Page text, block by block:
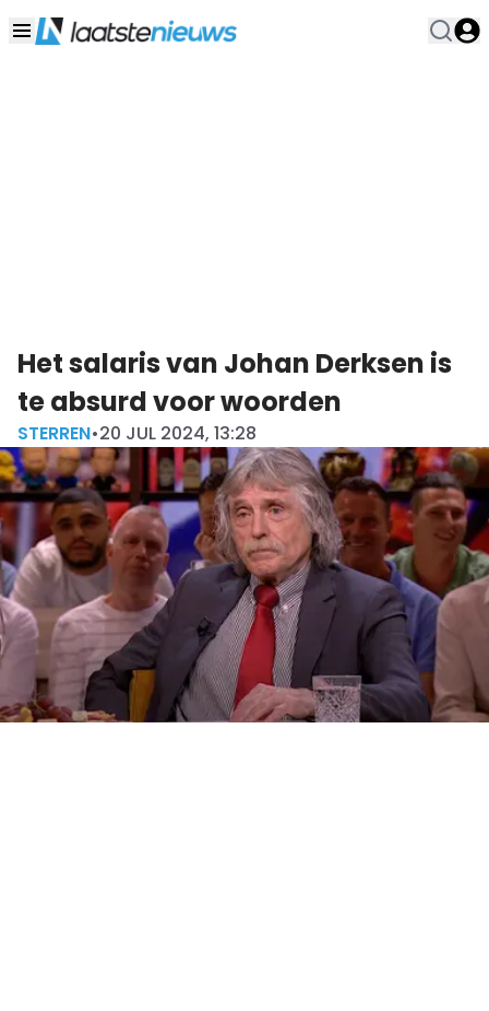
Het salaris van Johan Derksen is
te absurd voor woorden
STERREN•20 JUL 2024, 13:28